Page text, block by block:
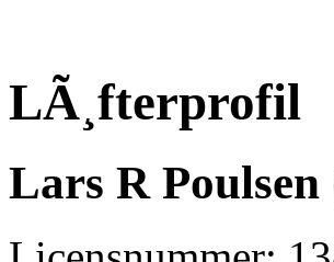
LÃ¸fterprofil
Lars R